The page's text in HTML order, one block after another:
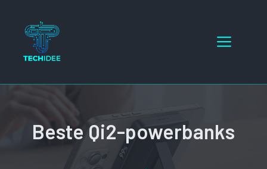
inhoud
Menu
Beste Qi2-powerbanks